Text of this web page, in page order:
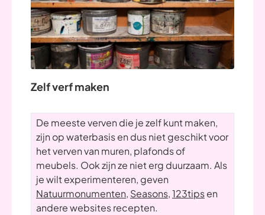
Zelf verf maken
De meeste verven die je zelf kunt maken,
zijn op waterbasis en dus niet geschikt voor
het verven van muren, plafonds of
meubels. Ook zijn ze niet erg duurzaam. Als
je wilt experimenteren, geven
Natuurmonumenten, Seasons,123tipsen
andere websites recepten.